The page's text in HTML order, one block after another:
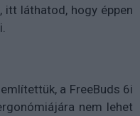
itt láthatod, hogy éppen
a FreeBuds 6i
nem lehet